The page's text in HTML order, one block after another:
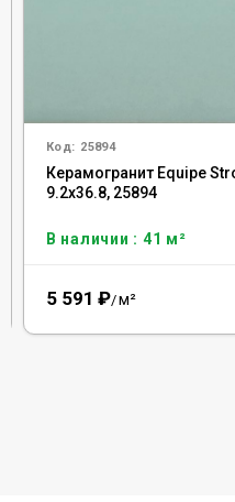
Код: 25894
Керамогранит Equipe
9.2x36.8, 25894
В наличии : 41 м²
5 591 ₽/м²